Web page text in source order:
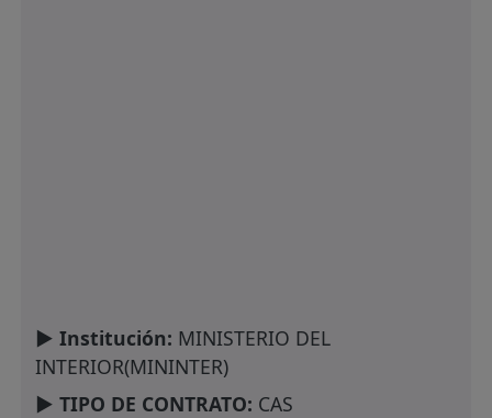
► Institución: MINISTERIO DEL
INTERIOR(MININTER)
► TIPO DE CONTRATO: CAS